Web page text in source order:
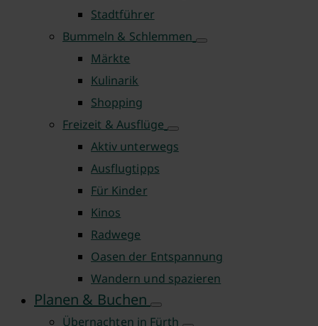
Stadtführer
Bummeln & Schlemmen
Märkte
Kulinarik
Shopping
Freizeit & Ausflüge
Aktiv unterwegs
Ausflugtipps
Für Kinder
Kinos
Radwege
Oasen der Entspannung
Wandern und spazieren
Planen & Buchen
Übernachten in Fürth